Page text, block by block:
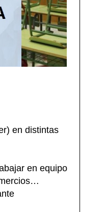
en distintas
en equipo